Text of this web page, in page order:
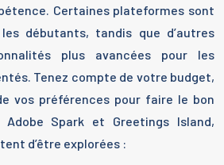
Certaines plateformes sont
débutants, tandis que d’autres
plus avancées pour les
Tenez compte de votre budget,
vos préférences pour faire le bon
Adobe Spark et Greetings Island,
d’être explorées :